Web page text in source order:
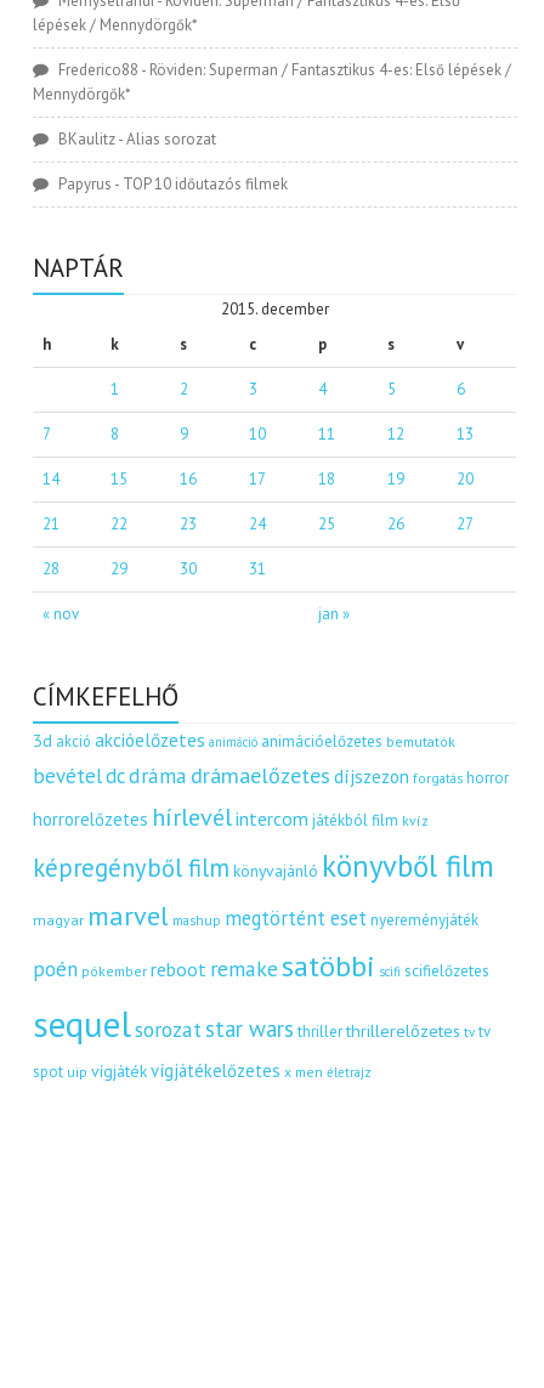
lépések / Mennydörgők*
Frederico88 - Röviden: Superman / Fantasztikus 4-es: Első lépések /
Mennydörgők*
BKaulitz-Alias sorozat
Papyrus - TOP 10 időutazós filmek
NAPTÁR
2015. december
h
k s c p s v
« nov jan »
1 2 3 4 5 6
7 8 9 10 11 12 13
14 15 16 17 18 19 20
21 22 23 24 25 26 27
28 29 30 31
CÍMKEFELHŐ
3d akció akcióelőzetes animáció animációelőzetes bemutatók
bevételdcdráma drámaelőzetes díjszezon forgatás horror
horrorelőzetes hírlevélintercom játékból film kvíz
képregényből film könyvajánló könyvből film
magyar marvel mashup megtörtént eset nyereményjáték
poén pókember reboot remakesatöbbi scifi scifielőzetes
sequelsorozat star wars thriller thrillerelőzetes tv tv
spot uip vígjátékvígjátékelőzetes x men életrajz